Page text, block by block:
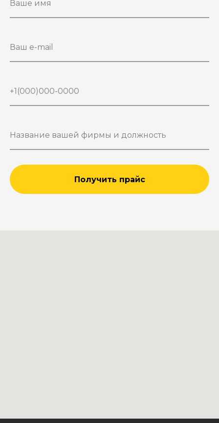
Получить прайс